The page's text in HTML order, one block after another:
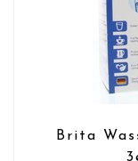
Brita